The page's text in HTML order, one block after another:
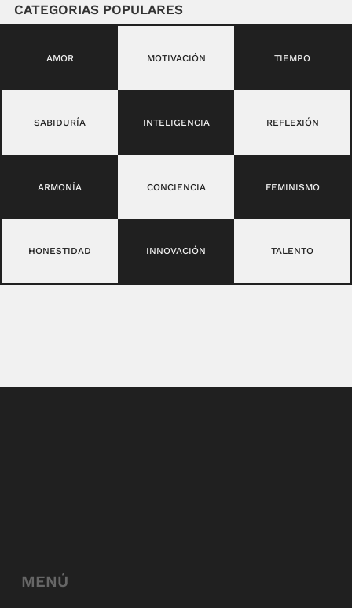
CATEGORIAS POPULARES
AMOR MOTIVACIÓN TIEMPO
SABIDURÍA INTELIGENCIA REFLEXIÓN
ARMONÍA CONCIENCIA FEMINISMO
HONESTIDAD INNOVACIÓN TALENTO
MENÚ